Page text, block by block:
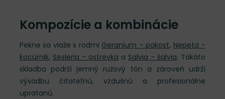
Kompozície a kombinácie
Pekne sa viaže s rodmi Geranium – pakost, Nepeta –
kocúrnik, Sesleria – ostrevka a Salvia – šalvia. Takáto
skladba podrží jemný ružový tón a zároveň udrží
výsadbu čitateľnú, vzdušnú a profesionálne
upratanú.